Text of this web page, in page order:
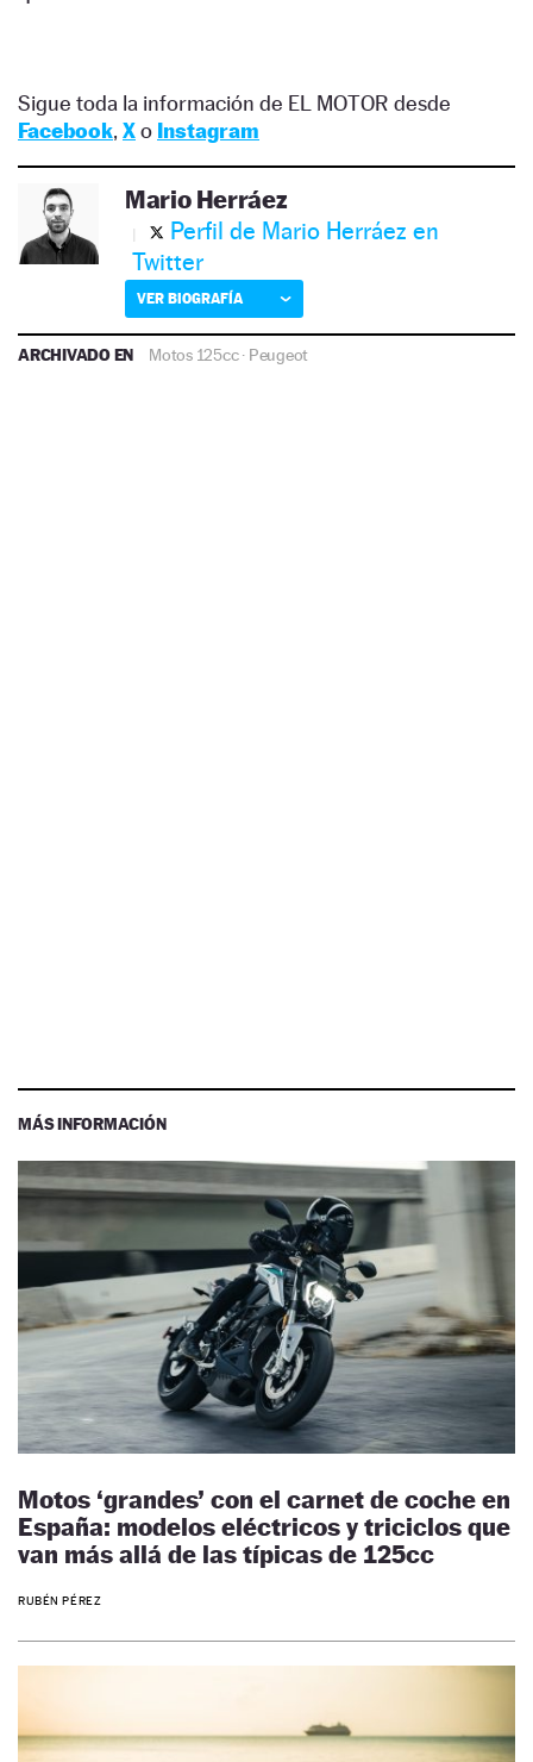
Sigue toda la información de EL MOTOR desde
Facebook, Xo Instagram
Mario Herráez
Perfil de Mario Herráez en
Twitter
VER BIOGRAFÍA
ARCHIVADO EN Motos 125cc· Peugeot
MÁS INFORMACIÓN
Motos ‘grandes’ con el carnet de coche en
España: modelos eléctricos y triciclos que
van más allá de las típicas de 125cc
RUBÉN PÉREZ